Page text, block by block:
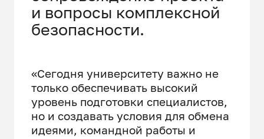
и вопросы комплексной
безопасности.
«Сегодня университету важно не
только обеспечивать высокий
уровень подготовки специалистов,
но и создавать условия для обмена
идеями, командной работы и